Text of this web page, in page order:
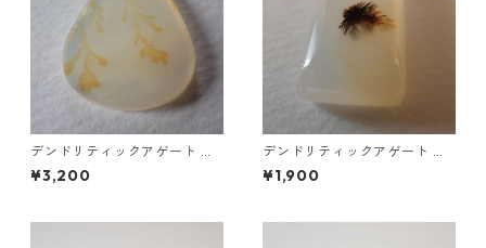
デンドリティックアゲート ペ
アシェイププレートルース 8.9
ct 24.2mm*18.8mm*2.1mm
¥3,200
デンドリティックアゲート ク
ッションカボションルース 33.
6ct 28.5mm*15.5mm*7.2mm
¥1,900